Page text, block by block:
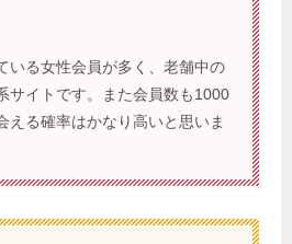
いる女性会員が多く、老舗中の
サイトです。また会員数も1000
える確率はかなり高いと思いま